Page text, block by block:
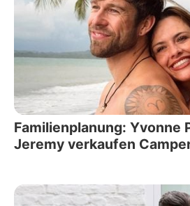
Familienplanung: Yvonne
Jeremy verkaufen